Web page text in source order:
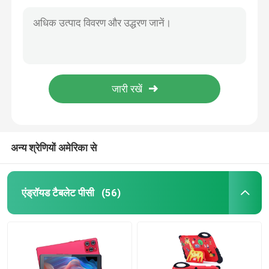
टैबलेट किडस्पैड
8 इंच टैबलेट पीसी
अन्य श्रेणियों अमेरिका से
एंड्रॉयड टैबलेट पीसी (56)